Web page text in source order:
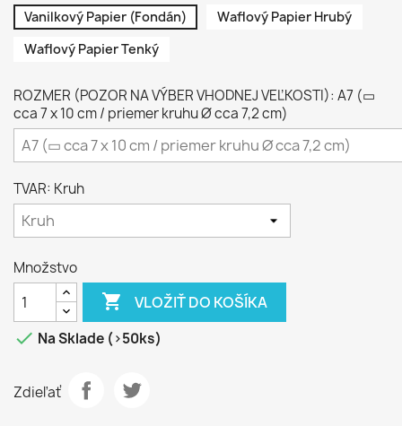
Vanilkový Papier (Fondán)
Waflový Papier Hrubý
Waflový Papier Tenký
ROZMER (POZOR NA VÝBER VHODNEJ VEĽKOSTI): A7 (▭
cca 7 x 10 cm / priemer kruhu Ø cca 7,2 cm)
TVAR: Kruh
Množstvo
 VLOŽIŤ DO KOŠÍKA
 Na Sklade (>50ks)
Zdieľať